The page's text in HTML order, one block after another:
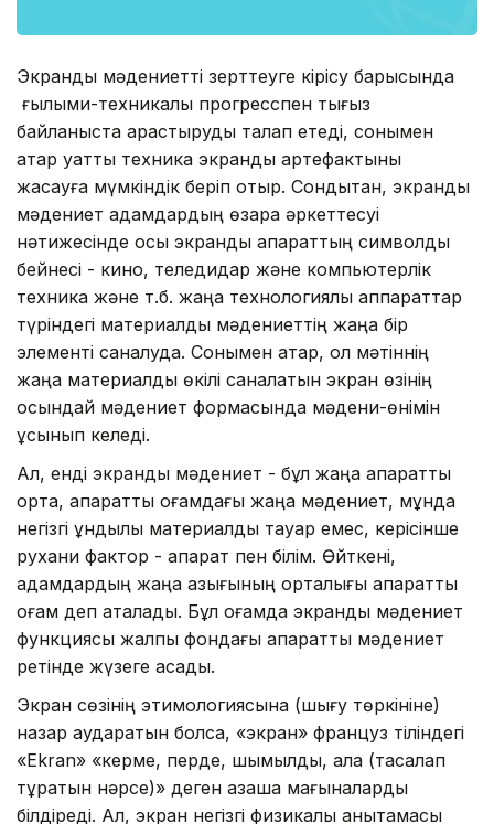
Экрандық мәдениетті зерттеуге кірісу барысында
ғылыми-техникалық прогресспен тығыз
байланыста қарастыруды талап етеді, сонымен
қатар қуатты техника экрандық артефактыны
жасауға мүмкіндік беріп отыр. Сондықтан, экрандық
мәдениет адамдардың өзара әркеттесуі
нәтижесінде осы экрандық ақпараттың символдық
бейнесі - кино, теледидар және компьютерлік
техника және т.б. жаңа технологиялық аппараттар
түріндегі материалдық мәдениеттің жаңа бір
элементі саналуда. Сонымен қатар, ол мәтіннің
жаңа материалдық өкілі саналатын экран өзінің
осындай мәдениет формасында мәдени-өнімін
ұсынып келеді.
Ал, енді экрандық мәдениет - бұл жаңа ақпараттық
орта, ақпараттық қоғамдағы жаңа мәдениет, мұнда
негізгі құндылық материалдық тауар емес, керісінше
рухани фактор - ақпарат пен білім. Өйткені,
адамдардың жаңа азығының орталығы ақпараттық
қоғам деп аталады. Бұл қоғамда экрандық мәдениет
функциясы жалпы фондағы ақпараттық мәдениет
ретінде жүзеге асады.
Экран сөзінің этимологиясына (шығу төркініне)
назар аударатын болсақ, «экран» француз тіліндегі
«Ekran» «керме, перде, шымылдық, қалқа (тасалап
тұратын нәрсе)» деген қазақша мағыналарды
білдіреді. Ал, экран негізгі физикалық анықтамасы